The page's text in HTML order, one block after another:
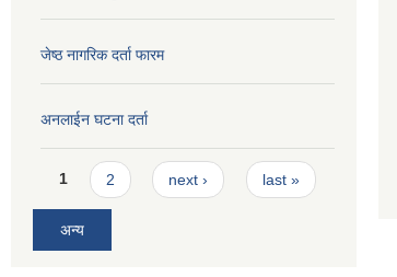
जेष्ठ नागरिक दर्ता फारम
अनलाईन घटना दर्ता
Pages
1 2 next › last »
अन्य